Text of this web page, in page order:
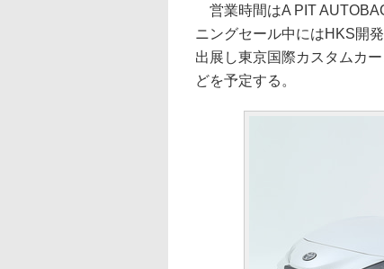
営業時間はA PIT
ニングセール中にはHKS開
出展し東京国際カスタムカ
どを予定する。